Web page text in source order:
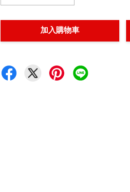
加入購物車